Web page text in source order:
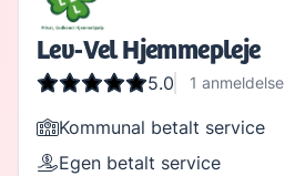
Lev-Vel Hjemmepleje
5.0 1 anmeldelse
Kommunal betalt service
Egen betalt service